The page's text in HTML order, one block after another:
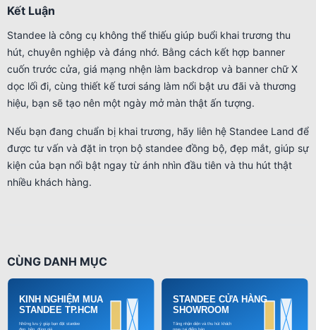
Kết Luận
Standee là công cụ không thể thiếu giúp buổi khai trương thu
hút, chuyên nghiệp và đáng nhớ. Bằng cách kết hợp banner
cuốn trước cửa, giá mạng nhện làm backdrop và banner chữ X
dọc lối đi, cùng thiết kế tươi sáng làm nổi bật ưu đãi và thương
hiệu, bạn sẽ tạo nên một ngày mở màn thật ấn tượng.
Nếu bạn đang chuẩn bị khai trương, hãy liên hệ Standee Land để
được tư vấn và đặt in trọn bộ standee đồng bộ, đẹp mắt, giúp sự
kiện của bạn nổi bật ngay từ ánh nhìn đầu tiên và thu hút thật
nhiều khách hàng.
CÙNG DANH MỤC